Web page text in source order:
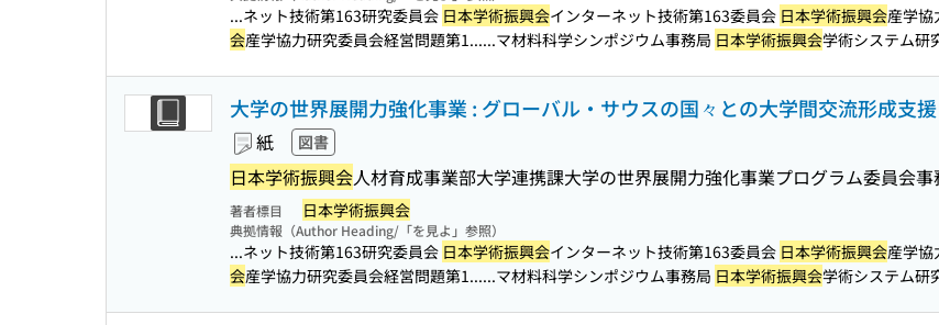
...ネット技術第163研究委員会 日本学術振興会インターネット技術第163委員会 日本学術振興会産学協
会産学協力研究委員会経営問題第1......マ材料科学シンポジウム事務局 日本学術振興会学術システム研
大学の世界展開力強化事業 : グローバル・サウスの国々との大学間交流形成支
紙 図書
日本学術振興会人材育成事業部大学連携課大学の世界展開力強化事業プログラム委員会事
著者標目 日本学術振興会
典拠情報（Author Heading/「を見よ」参照）
...ネット技術第163研究委員会 日本学術振興会インターネット技術第163委員会 日本学術振興会産学協
会産学協力研究委員会経営問題第1......マ材料科学シンポジウム事務局 日本学術振興会学術システム研